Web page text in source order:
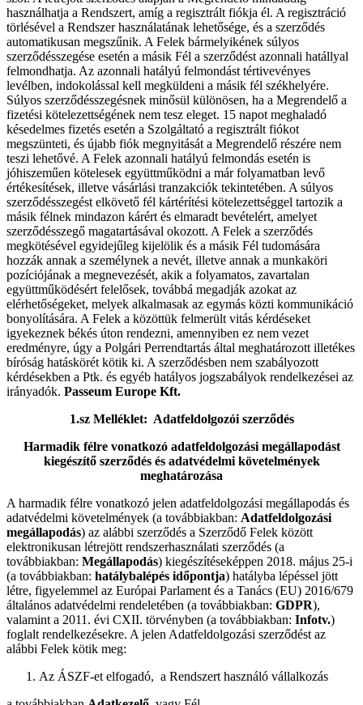
használhatja a Rendszert, amíg a regisztrált fiókja él. A regisztráció
törlésével a Rendszer használatának lehetősége, és a szerződés
automatikusan megszűnik. A Felek bármelyikének súlyos
szerződésszegése esetén a másik Fél a szerződést azonnali hatállyal
felmondhatja. Az azonnali hatályú felmondást tértivevényes
levélben, indokolással kell megküldeni a másik fél székhelyére.
Súlyos szerződésszegésnek minősül különösen, ha a Megrendelő a
fizetési kötelezettségének nem tesz eleget. 15 napot meghaladó
késedelmes fizetés esetén a Szolgáltató a regisztrált fiókot
megszünteti, és újabb fiók megnyitását a Megrendelő részére nem
teszi lehetővé. A Felek azonnali hatályú felmondás esetén is
jóhiszeműen kötelesek együttműködni a már folyamatban levő
értékesítések, illetve vásárlási tranzakciók tekintetében. A súlyos
szerződésszegést elkövető fél kártérítési kötelezettséggel tartozik a
másik félnek mindazon kárért és elmaradt bevételért, amelyet
szerződésszegő magatartásával okozott. A Felek a szerződés
megkötésével egyidejűleg kijelölik és a másik Fél tudomására
hozzák annak a személynek a nevét, illetve annak a munkaköri
pozíciójának a megnevezését, akik a folyamatos, zavartalan
együttműködésért felelősek, továbbá megadják azokat az
elérhetőségeket, melyek alkalmasak az egymás közti kommunikáció
bonyolítására. A Felek a közöttük felmerült vitás kérdéseket
igyekeznek békés úton rendezni, amennyiben ez nem vezet
eredményre, úgy a Polgári Perrendtartás által meghatározott illetékes
bíróság hatáskörét kötik ki. A szerződésben nem szabályozott
kérdésekben a Ptk. és egyéb hatályos jogszabályok rendelkezései az
irányadók. Passeum Europe Kft.
1.sz Melléklet: Adatfeldolgozói szerződés
Harmadik félre vonatkozó adatfeldolgozási megállapodást
kiegészítő szerződés és adatvédelmi követelmények
meghatározása
A harmadik félre vonatkozó jelen adatfeldolgozási megállapodás és
adatvédelmi követelmények (a továbbiakban: Adatfeldolgozási
megállapodás) az alábbi szerződés a Szerződő Felek között
elektronikusan létrejött rendszerhasználati szerződés (a
továbbiakban: Megállapodás) kiegészítéseképpen 2018. május 25-i
(a továbbiakban: hatálybalépés időpontja) hatályba lépéssel jött
létre, figyelemmel az Európai Parlament és a Tanács (EU) 2016/679
általános adatvédelmi rendeletében (a továbbiakban: GDPR),
valamint a 2011. évi CXII. törvényben (a továbbiakban: Infotv.)
foglalt rendelkezésekre. A jelen Adatfeldolgozási szerződést az
alábbi Felek kötik meg:
Az ÁSZF-et elfogadó, a Rendszert használó vállalkozás